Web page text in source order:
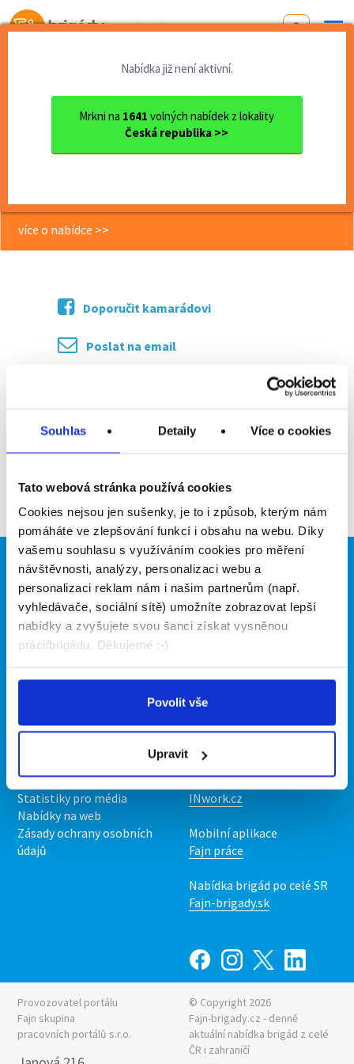
Souhlas Detaily Více o cookies
Tato webová stránka používá cookies
Cookies nejsou jen sušenky, je to i způsob, kterým nám
pomáháte ve zlepšování funkcí i obsahu na webu. Díky
vašemu souhlasu s využíváním cookies pro měření
návštěvnosti, analýzy, personalizaci webu a
personalizaci reklam nám i našim partnerům (např.
vyhledávače, sociální sítě) umožníte zobrazovat lepší
nabídky a zvyšujete svou šanci získat vysněnou
práci/brigádu. Děkujeme :-)
Povolit vše
Upravit
Od první brigády
Nabídka již není aktivní.
Mrkni na 1641 volných nabídek z lokality
Česká republika >>
Jihomoravský kraj
okres Břeclav
Mikulov
Obsluha vinotéky Nad Sklepy...
Obsluha vinotéky Nad Sklepy,
více o nabídce >>
Doporučit kamarádovi
Poslat na email
Zpět
Brigádníci
Články
Hledané brigády
Firmy
Vložit inzerát
Ceník
Kontakt
Upravit předvolby cookies
Statistiky pro média
Nabídky na web
Zásady ochrany osobních
údajů
Naše další projekty
Mobilní aplikace
Nabídka práce z celé ČR
INwork.cz
Mobilní aplikace
Fajn práce
Nabídka brigád po celé SR
Fajn-brigady.sk
Provozovatel portálu
Fajn skupina
pracovních portálů s.r.o.
© Copyright 2026
Fajn-brigady.cz - denně
aktuální nabídka brigád z celé
ČR i zahraničí